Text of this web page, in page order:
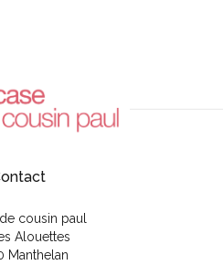
cousin paul
Alouettes
Manthelan